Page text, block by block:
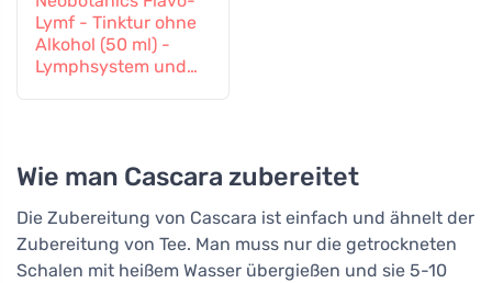
Lymf - Tinktur ohne
Alkohol (50 ml) -
Lymphsystem und
Wie man Cascara zubereitet
Die Zubereitung von Cascara ist einfach und ähnelt der
Zubereitung von Tee. Man muss nur die getrockneten
Schalen mit heißem Wasser übergießen und sie 5-10